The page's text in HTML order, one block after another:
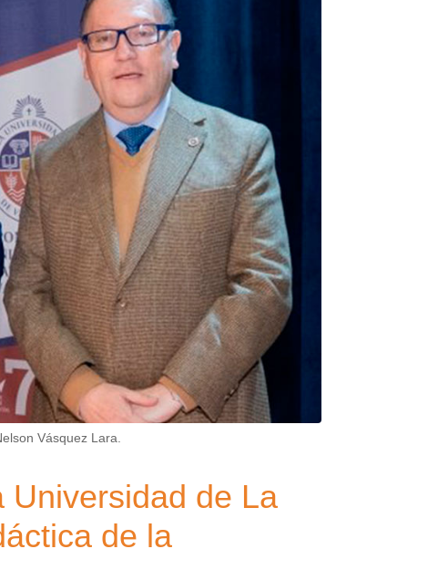
Vásquez Lara.
Universidad de La
de la